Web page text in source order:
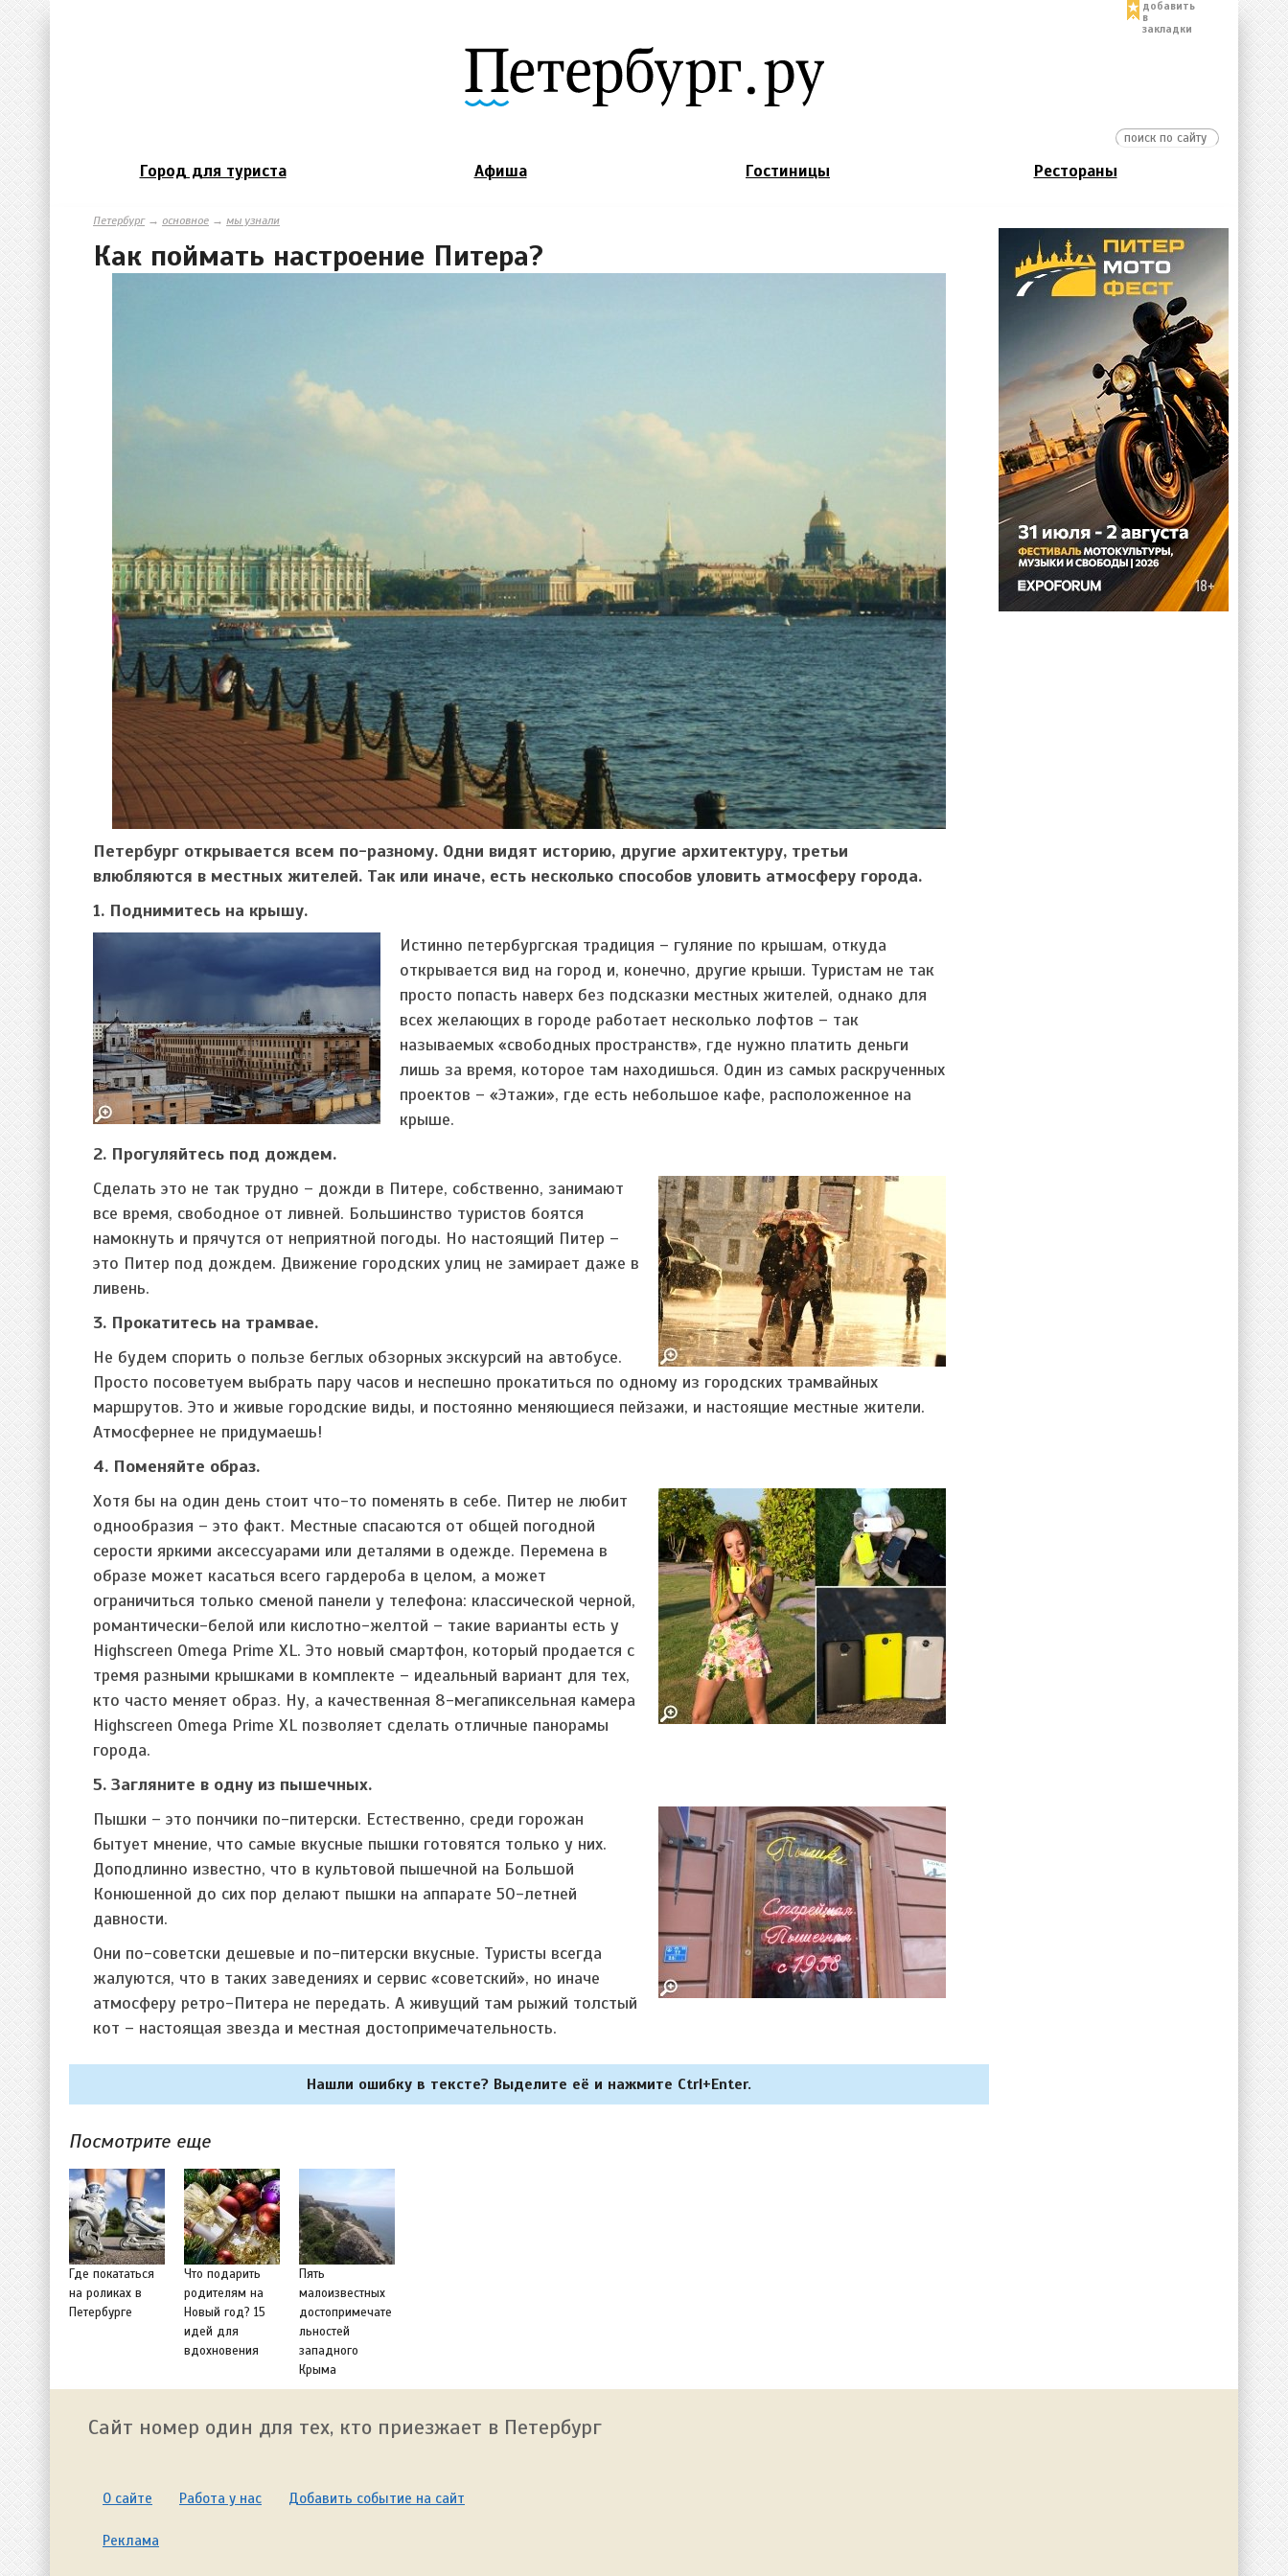
добавить
в
закладки
Город для туриста Афиша Гостиницы Рестораны
Петербург→ основное → мы узнали
Как поймать настроение Питера?
Петербург открывается всем по-разному. Одни видят историю, другие архитектуру, третьи
влюбляются в местных жителей. Так или иначе, есть несколько способов уловить атмосферу города.
1. Поднимитесь на крышу.
Истинно петербургская традиция – гуляние по крышам, откуда
открывается вид на город и, конечно, другие крыши. Туристам не так
просто попасть наверх без подсказки местных жителей, однако для
всех желающих в городе работает несколько лофтов – так
называемых «свободных пространств», где нужно платить деньги
лишь за время, которое там находишься. Один из самых раскрученных
проектов – «Этажи», где есть небольшое кафе, расположенное на
крыше.
2. Прогуляйтесь под дождем.
Сделать это не так трудно – дожди в Питере, собственно, занимают
все время, свободное от ливней. Большинство туристов боятся
намокнуть и прячутся от неприятной погоды. Но настоящий Питер –
это Питер под дождем. Движение городских улиц не замирает даже в
ливень.
3. Прокатитесь на трамвае.
Не будем спорить о пользе беглых обзорных экскурсий на автобусе.
Просто посоветуем выбрать пару часов и неспешно прокатиться по одному из городских трамвайных
маршрутов. Это и живые городские виды, и постоянно меняющиеся пейзажи, и настоящие местные жители.
Атмосфернее не придумаешь!
4. Поменяйте образ.
Хотя бы на один день стоит что-то поменять в себе. Питер не любит
однообразия – это факт. Местные спасаются от общей погодной
серости яркими аксессуарами или деталями в одежде. Перемена в
образе может касаться всего гардероба в целом, а может
ограничиться только сменой панели у телефона: классической черной,
романтически-белой или кислотно-желтой – такие варианты есть у
Highscreen Omega Prime XL. Это новый смартфон, который продается с
тремя разными крышками в комплекте – идеальный вариант для тех,
кто часто меняет образ. Ну, а качественная 8-мегапиксельная камера
Highscreen Omega Prime XL позволяет сделать отличные панорамы
города.
5. Загляните в одну из пышечных.
Пышки – это пончики по-питерски. Естественно, среди горожан
бытует мнение, что самые вкусные пышки готовятся только у них.
Доподлинно известно, что в культовой пышечной на Большой
Конюшенной до сих пор делают пышки на аппарате 50-летней
давности.
Они по-советски дешевые и по-питерски вкусные. Туристы всегда
жалуются, что в таких заведениях и сервис «советский», но иначе
атмосферу ретро-Питера не передать. А живущий там рыжий толстый
кот – настоящая звезда и местная достопримечательность.
Нашли ошибку в тексте? Выделите её и нажмите Ctrl+Enter.
Посмотрите еще
Где покататься
на роликах в
Петербурге
Что подарить
родителям на
Новый год? 15
идей для
вдохновения
Пять
малоизвестных
достопримечате
льностей
западного
Крыма
Сайт номер один для тех, кто приезжает в Петербург
О сайте Работа у нас Добавить событие на сайт
Реклама